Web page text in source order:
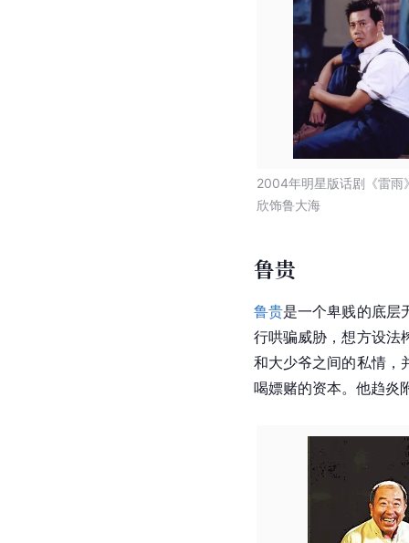
2004年明星版话剧《雷雨
欣饰鲁大海
鲁贵
鲁贵是一个卑贱的底层
行哄骗威胁，想方设法
和大少爷之间的私情，
喝嫖赌的资本。他趋炎